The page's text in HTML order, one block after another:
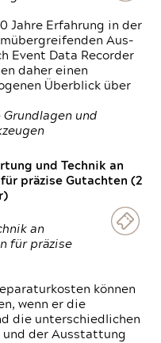
Jahre Erfahrung in der
Aus-
Event Data Recorder
daher einen
Überblick über
Grundlagen und
und Technik an
präzise Gutachten (2
an
für präzise
können
wenn er die
die unterschiedlichen
und der Ausstattung